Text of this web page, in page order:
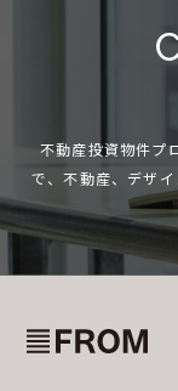
不動産投資物件プ
で、不動産、デザ